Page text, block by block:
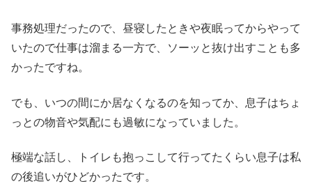
事務処理だったので、昼寝したときや夜眠ってからやって
いたので仕事は溜まる一方で、ソーッと抜け出すことも多
かったですね。
でも、いつの間にか居なくなるのを知ってか、息子はちょ
っとの物音や気配にも過敏になっていました。
極端な話し、トイレも抱っこして行ってたくらい息子は私
の後追いがひどかったです。